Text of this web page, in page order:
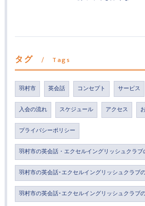
タグ Tags
羽村市 英会話 コンセプト サービス
入会の流れ スケジュール アクセス
プライバシーポリシー
羽村市の英会話・エクセルイングリッシュクラ
羽村市の英会話･エクセルイングリッシュクラブ
羽村市の英会話･エクセルイングリッシュクラブ